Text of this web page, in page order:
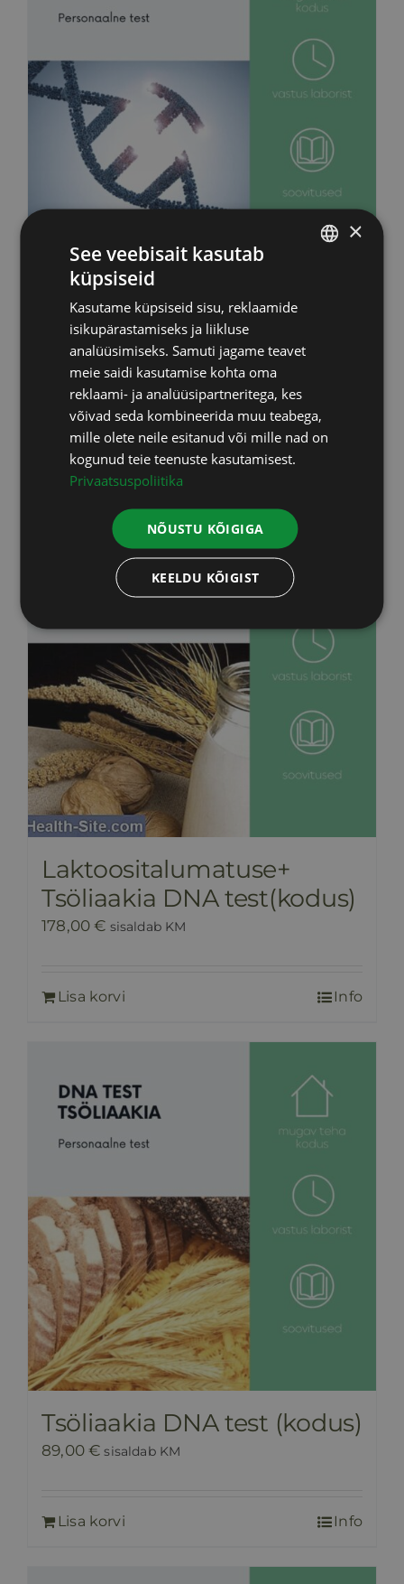
Personaalne geneetiline
test terviseriskide kohta
(kodus)
195,00€ sisaldab KM
Lisa korvi
Laktoositalumatuse+
Tsöliaakia DNA test(kodus)
178,00€ sisaldab KM
Lisa korvi Info
Tsöliaakia DNA test (kodus)
89,00€ sisaldab KM
Lisa korvi Info
×
See veebisait kasutab
küpsiseid
Kasutame küpsiseid sisu, reklaamide
isikupärastamiseks ja liikluse
analüüsimiseks. Samuti jagame teavet
meie saidi kasutamise kohta oma
reklaami- ja analüüsipartneritega, kes
võivad seda kombineerida muu teabega,
mille olete neile esitanud või mille nad on
kogunud teie teenuste kasutamisest.
Privaatsuspoliitika
NÕUSTU KÕIGIGA
KEELDU KÕIGIST